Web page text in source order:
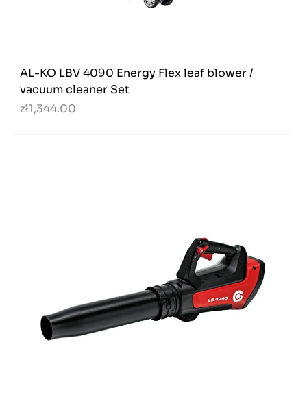
AL-KO LBV 4090 Energy Flex leaf blower /
vacuum cleaner Set
zł1,344.00